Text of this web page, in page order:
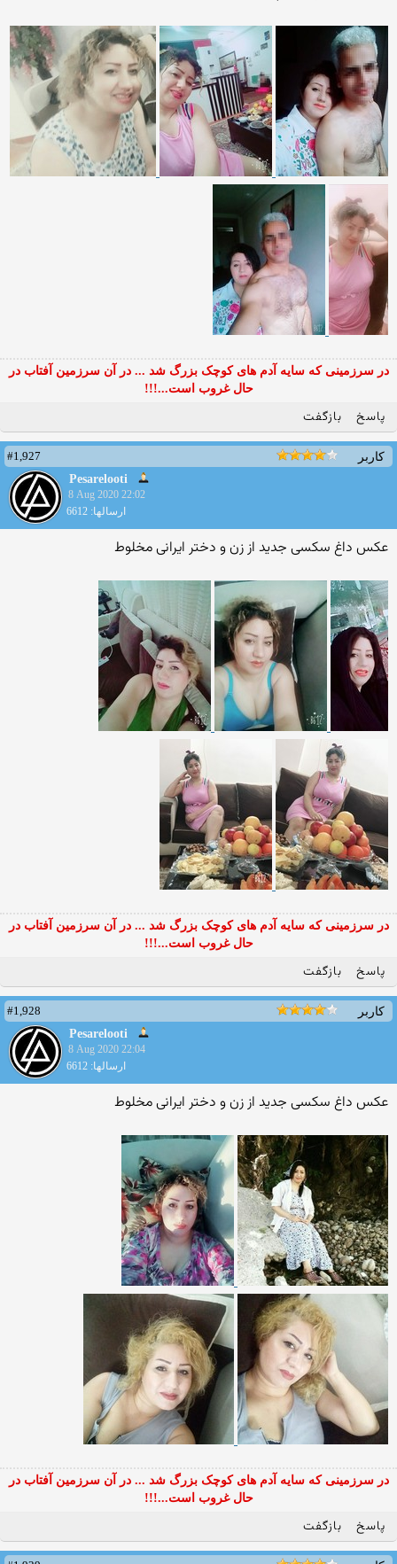
در سرزمینی که سایه آدم های کوچک بزرگ شد ... در آن سرزمین آفتاب در
حال غروب است...!!!
پاسخ بازگفت
کاربر
#1,927
Pesarelooti
8 Aug 2020 22:02
ارسالها: 6612
عکس داغ سکسی جدید از زن و دختر ایرانی مخلوط
در سرزمینی که سایه آدم های کوچک بزرگ شد ... در آن سرزمین آفتاب در
حال غروب است...!!!
پاسخ بازگفت
کاربر
#1,928
Pesarelooti
8 Aug 2020 22:04
ارسالها: 6612
عکس داغ سکسی جدید از زن و دختر ایرانی مخلوط
در سرزمینی که سایه آدم های کوچک بزرگ شد ... در آن سرزمین آفتاب در
حال غروب است...!!!
پاسخ بازگفت